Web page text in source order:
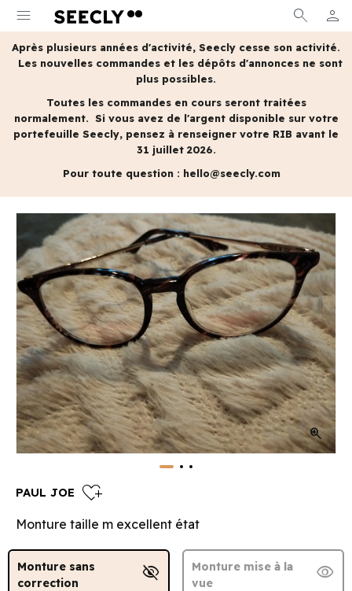
menu search person
MON
Après plusieurs années d'activité, Seecly cesse son activité.
Les nouvelles commandes et les dépôts d'annonces ne sont
plus possibles.
Toutes les commandes en cours seront traitées
normalement. Si vous avez de l'argent disponible sur votre
portefeuille Seecly, pensez à renseigner votre RIB avant le
31 juillet 2026.
Pour toute question : hello@seecly.com
zoom_in
PAUL JOE heart_plus
Monture taille m excellent état
Monture sans
correction
visibility_off
Monture mise à la
vue
visibility